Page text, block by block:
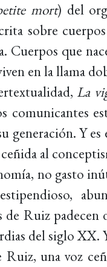
mort) del
sobre
Cuerpos que
en la llama
La
comunicantes
generación. Y
al
no gasto
Ruiz padecen
del siglo
una voz